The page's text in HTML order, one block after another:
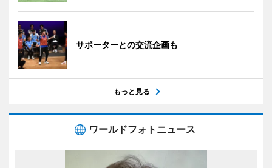
サポーターとの交流企画も
もっと見る
ワールドフォトニュース